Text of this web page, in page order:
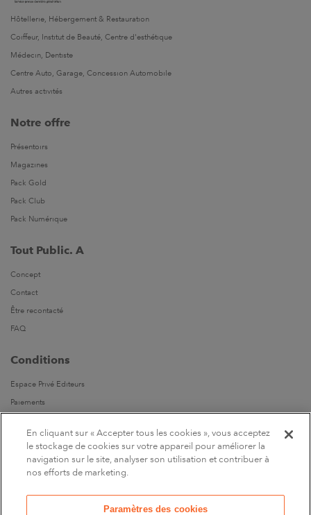
Hôtellerie, Hébergement & Restauration
Coiffeur, Institut de Beauté, Centre d'esthétique
Médecin, Dentiste
Centre Auto, Garage, Concession Automobile
Autres activités
Notre offre
Présentoirs
Magazines
Pack Gold
Pack Club
Pack Numérique
Tout Public. A
Concept
Contact
Être recontacté
FAQ
Conditions
Espace Privé Editeurs
Paiements
Parrainages
Suivez-nous
En cliquant sur « Accepter tous les cookies », vous acceptez
le stockage de cookies sur votre appareil pour améliorer la
navigation sur le site, analyser son utilisation et contribuer à
nos efforts de marketing.
Paramètres des cookies